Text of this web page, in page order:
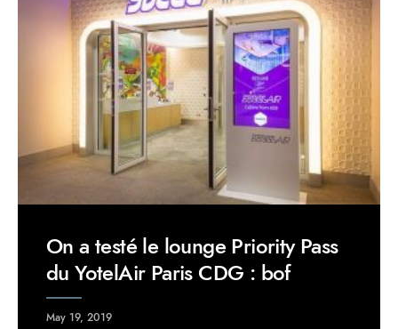
On a testé le lounge Priority Pass
du YotelAir Paris CDG : bof
May 19, 2019